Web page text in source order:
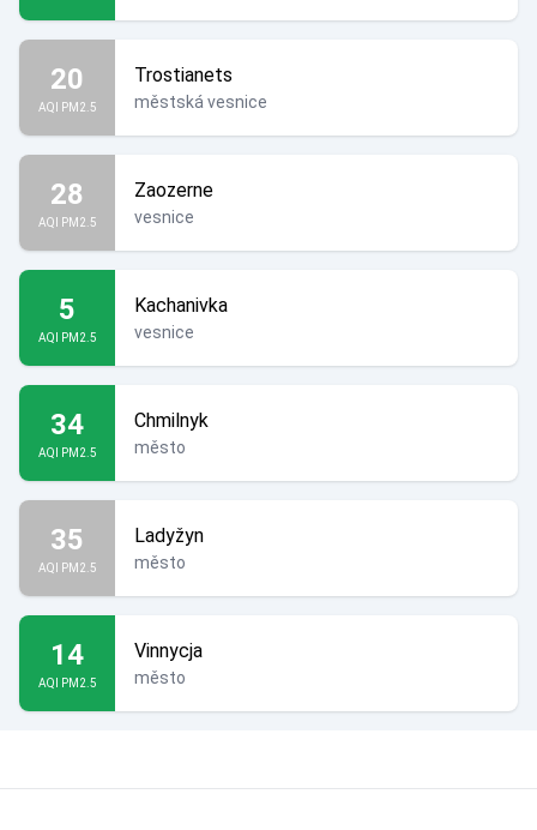
20
AQI PM2.5
Trostianets
městská vesnice
28
AQI PM2.5
Zaozerne
vesnice
5
AQI PM2.5
Kachanivka
vesnice
34
AQI PM2.5
Chmilnyk
město
35
AQI PM2.5
Ladyžyn
město
14
AQI PM2.5
Vinnycja
město